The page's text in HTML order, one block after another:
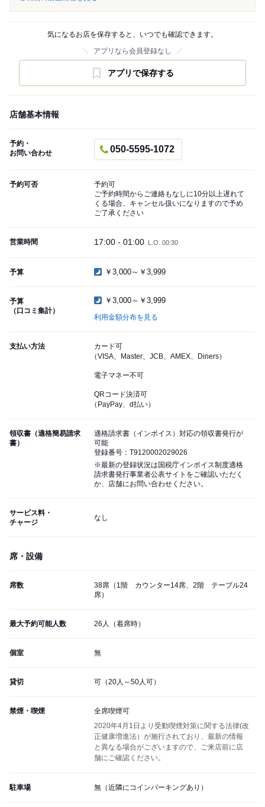
気になるお店を保存すると、いつでも確認できます。
アプリなら会員登録なし
アプリで保存する
店舗基本情報
予約・
お問い合わせ
050-5595-1072
予約可否
予約可
ご予約時間からご連絡もなしに10分以上遅れて
くる場合、キャンセル扱いになりますので予め
ご了承ください
営業時間 17:00 - 01:00 L.O. 00:30
予算 ￥3,000～￥3,999
予算
（口コミ集計）
￥3,000～￥3,999
利用金額分布を見る
支払い方法
カード可
（VISA、Master、JCB、AMEX、Diners）
電子マネー不可
QRコード決済可
（PayPay、d払い）
領収書（適格簡易請求
書）
適格請求書（インボイス）対応の領収書発行が
可能
登録番号：T9120002029026
※最新の登録状況は国税庁インボイス制度適格
請求書発行事業者公表サイトをご確認いただく
か、店舗にお問い合わせください。
サービス料・
チャージ
なし
席・設備
席数
38席（1階 カウンター14席、2階 テーブル24
席）
最大予約可能人数 26人（着席時）
個室 無
貸切 可（20人～50人可）
禁煙・喫煙
全席喫煙可
2020年4月1日より受動喫煙対策に関する法律(改
正健康増進法）が施行されており、最新の情報
と異なる場合がございますので、ご来店前に店
舗にご確認ください。
駐車場 無（近隣にコインパーキングあり）